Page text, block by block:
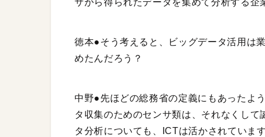
サから得られたデータを集めて分析する企
徳本●そう考えると、ビッグデータ活用は
めたんだろう？
中野●先ほどの総務省の定義にもあったよ
タ収集のためのセンサ類は、それなくし
タ分析についても、ICTは活かされていま